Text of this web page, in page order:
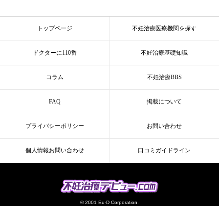
トップページ 不妊治療医療機関を探す
ドクターに110番 不妊治療基礎知識
コラム 不妊治療BBS
FAQ 掲載について
プライバシーポリシー お問い合わせ
個人情報お問い合わせ 口コミガイドライン
© 2001 Eu-D Corporation.